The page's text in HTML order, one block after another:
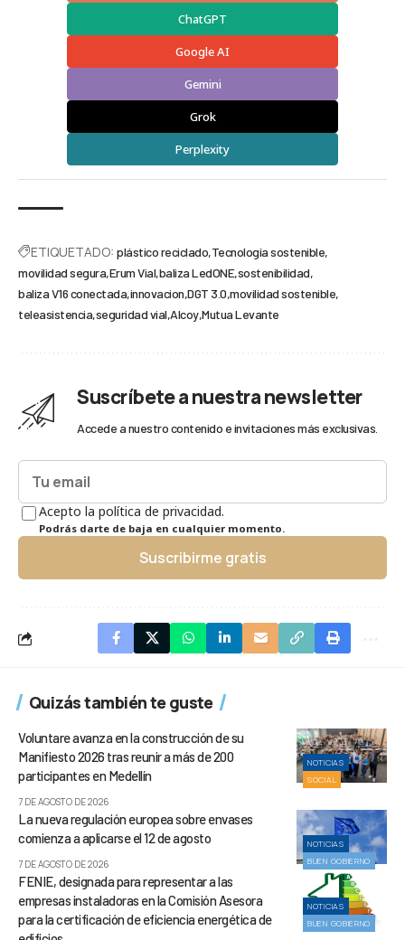
ChatGPT
Google AI
Gemini
Grok
Perplexity
ETIQUETADO: plástico reciclado Tecnología sostenible
movilidad segura Erum Vial baliza LedONE sostenibilidad
baliza V16 conectada innovacion DGT 3.0 movilidad sostenible
teleasistencia seguridad vial Alcoy Mutua Levante
Suscríbete a nuestra newsletter
Accede a nuestro contenido e invitaciones más exclusivas.
Acepto la política de privacidad.
Podrás darte de baja en cualquier momento.
Suscribirme gratis
Quizás también te guste
NOTICIAS
SOCIAL
Voluntare avanza en la construcción de su
Manifiesto 2026 tras reunir a más de 200
participantes en Medellín
7 DE AGOSTO DE 2026
NOTICIAS
BUEN GOBIERNO
La nueva regulación europea sobre envases
comienza a aplicarse el 12 de agosto
7 DE AGOSTO DE 2026
NOTICIAS
BUEN GOBIERNO
FENIE, designada para representar a las
empresas instaladoras en la Comisión Asesora
para la certificación de eficiencia energética de